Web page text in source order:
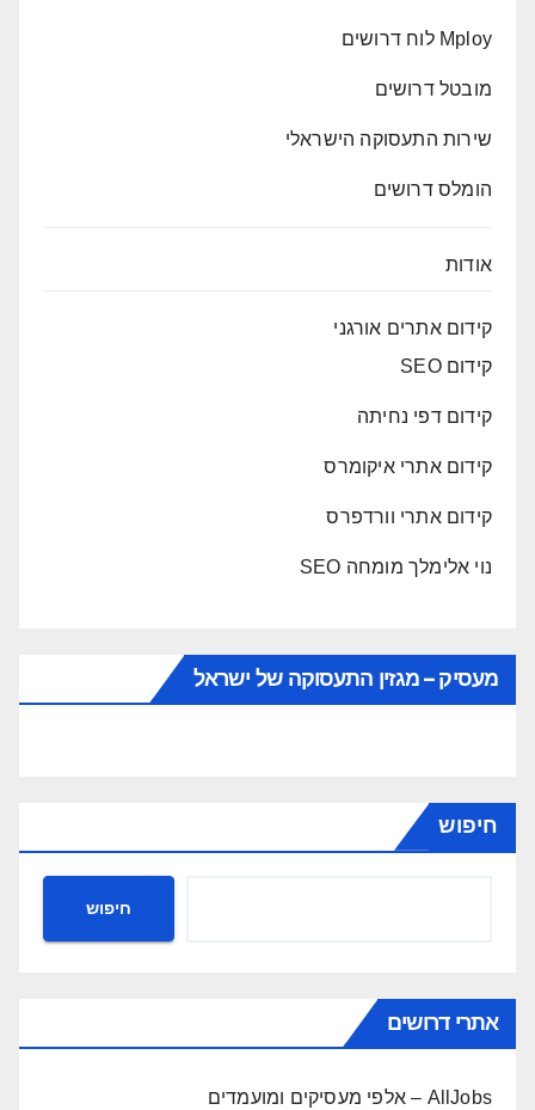
Mploy לוח דרושים
מובטל דרושים
שירות התעסוקה הישראלי
הומלס דרושים
אודות
קידום אתרים אורגני
קידום SEO
קידום דפי נחיתה
קידום אתרי איקומרס
קידום אתרי וורדפרס
נוי אלימלך מומחה SEO
מעסיק – מגזין התעסוקה של ישראל
חיפוש
חיפוש
אתרי דרושים
AllJobs – אלפי מעסיקים ומועמדים